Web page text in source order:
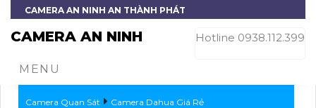
CAMERA AN NINH AN THÀNH PHÁT
CAMERA AN NINH Hotline 0938.112.399
MENU
Camera Quan Sát Camera Dahua Giá Rẻ